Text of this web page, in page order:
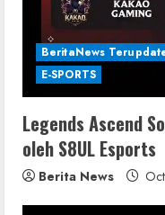
BeritaNews
E-SPORTS
Legends Ascend
oleh S8UL Esports
Berita News